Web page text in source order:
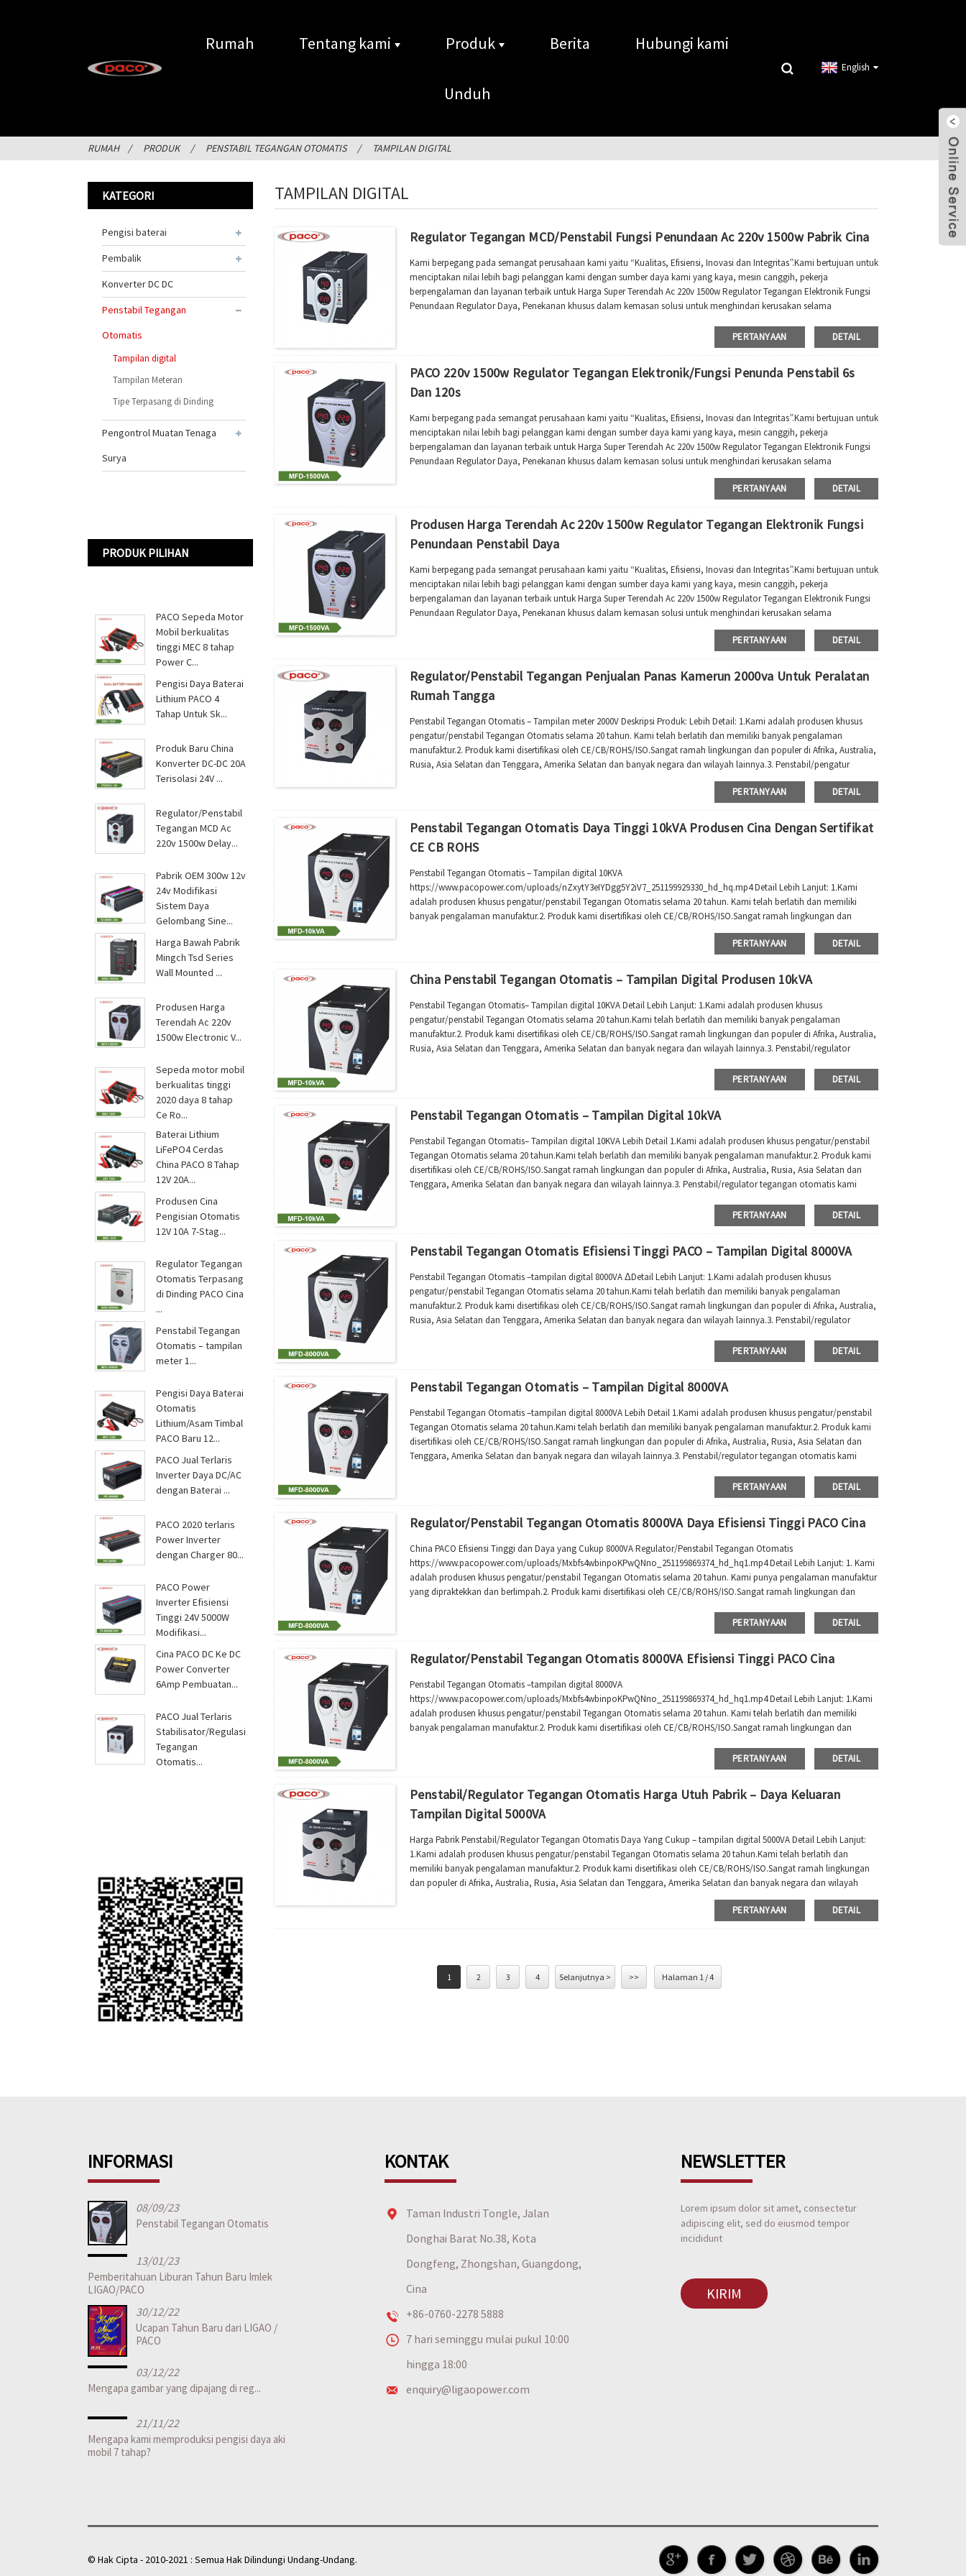
Rumah Tentang kami Produk Berita Hubungi kami
Unduh
English
RUMAH PRODUK PENSTABIL TEGANGAN OTOMATIS TAMPILAN DIGITAL
KATEGORI
Pengisi baterai
Pembalik
Konverter DC DC
Penstabil Tegangan
Otomatis
Tampilan digital
Tampilan Meteran
Tipe Terpasang di Dinding
Pengontrol Muatan Tenaga
Surya
PRODUK PILIHAN
PACO Sepeda Motor
Mobil berkualitas
tinggi MEC 8 tahap
Power C...
Pengisi Daya Baterai
Lithium PACO 4
Tahap Untuk Sk...
Produk Baru China
Konverter DC-DC 20A
Terisolasi 24V ...
Regulator/Penstabil
Tegangan MCD Ac
220v 1500w Delay...
Pabrik OEM 300w 12v
24v Modifikasi
Sistem Daya
Gelombang Sine...
Harga Bawah Pabrik
Mingch Tsd Series
Wall Mounted ...
Produsen Harga
Terendah Ac 220v
1500w Electronic V...
Sepeda motor mobil
berkualitas tinggi
2020 daya 8 tahap
Ce Ro...
Baterai Lithium
LiFePO4 Cerdas
China PACO 8 Tahap
12V 20A...
Produsen Cina
Pengisian Otomatis
12V 10A 7-Stag...
Regulator Tegangan
Otomatis Terpasang
di Dinding PACO Cina
...
Penstabil Tegangan
Otomatis – tampilan
meter 1...
Pengisi Daya Baterai
Otomatis
Lithium/Asam Timbal
PACO Baru 12...
PACO Jual Terlaris
Inverter Daya DC/AC
dengan Baterai ...
PACO 2020 terlaris
Power Inverter
dengan Charger 80...
PACO Power
Inverter Efisiensi
Tinggi 24V 5000W
Modifikasi...
Cina PACO DC Ke DC
Power Converter
6Amp Pembuatan...
PACO Jual Terlaris
Stabilisator/Regulasi
Tegangan
Otomatis...
TAMPILAN DIGITAL
Regulator Tegangan MCD/Penstabil Fungsi Penundaan Ac 220v 1500w Pabrik Cina
Kami berpegang pada semangat perusahaan kami yaitu “Kualitas, Efisiensi, Inovasi dan Integritas”.Kami bertujuan untuk
menciptakan nilai lebih bagi pelanggan kami dengan sumber daya kami yang kaya, mesin canggih, pekerja
berpengalaman dan layanan terbaik untuk Harga Super Terendah Ac 220v 1500w Regulator Tegangan Elektronik Fungsi
Penundaan Regulator Daya, Penekanan khusus dalam kemasan solusi untuk menghindari kerusakan selama
PERTANYAAN
DETAIL
PACO 220v 1500w Regulator Tegangan Elektronik/Fungsi Penunda Penstabil 6s
Dan 120s
Kami berpegang pada semangat perusahaan kami yaitu “Kualitas, Efisiensi, Inovasi dan Integritas”.Kami bertujuan untuk
menciptakan nilai lebih bagi pelanggan kami dengan sumber daya kami yang kaya, mesin canggih, pekerja
berpengalaman dan layanan terbaik untuk Harga Super Terendah Ac 220v 1500w Regulator Tegangan Elektronik Fungsi
Penundaan Regulator Daya, Penekanan khusus dalam kemasan solusi untuk menghindari kerusakan selama
transportasi ,Perhatian mendetail terhadap umpan balik dan saran yang berguna dari kami ...
PERTANYAAN
DETAIL
Produsen Harga Terendah Ac 220v 1500w Regulator Tegangan Elektronik Fungsi
Penundaan Penstabil Daya
Kami berpegang pada semangat perusahaan kami yaitu “Kualitas, Efisiensi, Inovasi dan Integritas”.Kami bertujuan untuk
menciptakan nilai lebih bagi pelanggan kami dengan sumber daya kami yang kaya, mesin canggih, pekerja
berpengalaman dan layanan terbaik untuk Harga Super Terendah Ac 220v 1500w Regulator Tegangan Elektronik Fungsi
Penundaan Regulator Daya, Penekanan khusus dalam kemasan solusi untuk menghindari kerusakan selama
transportasi ,Perhatian mendetail terhadap umpan balik dan saran yang berguna dari kami ...
PERTANYAAN
DETAIL
Regulator/penstabil Tegangan Penjualan Panas Kamerun 2000va Untuk Peralatan
Rumah Tangga
Penstabil Tegangan Otomatis – Tampilan meter 2000V Deskripsi Produk: Lebih Detail: 1.Kami adalah produsen khusus
pengatur/penstabil Tegangan Otomatis selama 20 tahun. Kami telah berlatih dan memiliki banyak pengalaman
manufaktur.2. Produk kami disertifikasi oleh CE/CB/ROHS/ISO.Sangat ramah lingkungan dan populer di Afrika, Australia,
Rusia, Asia Selatan dan Tenggara, Amerika Selatan dan banyak negara dan wilayah lainnya.3. Penstabil/pengatur
PERTANYAAN
DETAIL
Penstabil Tegangan Otomatis Daya Tinggi 10kVA Produsen Cina Dengan Sertifikat
CE CB ROHS
Penstabil Tegangan Otomatis – Tampilan digital 10KVA
https://www.pacopower.com/uploads/nZxytY3eIYDgg5Y2iV7_251199929330_hd_hq.mp4 Detail Lebih Lanjut: 1.Kami
adalah produsen khusus pengatur/penstabil Tegangan Otomatis selama 20 tahun. Kami telah berlatih dan memiliki
banyak pengalaman manufaktur.2. Produk kami disertifikasi oleh CE/CB/ROHS/ISO.Sangat ramah lingkungan dan
populer di Afrika, Australia, Rusia, Asia Selatan dan Tenggara, Amerika Selatan dan banyak negara lain...
PERTANYAAN
DETAIL
China Penstabil Tegangan Otomatis – Tampilan Digital Produsen 10kVA
Penstabil Tegangan Otomatis– Tampilan digital 10KVA Detail Lebih Lanjut: 1.Kami adalah produsen khusus
pengatur/penstabil Tegangan Otomatis selama 20 tahun.Kami telah berlatih dan memiliki banyak pengalaman
manufaktur.2. Produk kami disertifikasi oleh CE/CB/ROHS/ISO.Sangat ramah lingkungan dan populer di Afrika, Australia,
Rusia, Asia Selatan dan Tenggara, Amerika Selatan dan banyak negara dan wilayah lainnya.3. Penstabil/regulator
PERTANYAAN
DETAIL
Penstabil Tegangan Otomatis – Tampilan Digital 10kVA
Penstabil Tegangan Otomatis– Tampilan digital 10KVA Lebih Detail 1.Kami adalah produsen khusus pengatur/penstabil
Tegangan Otomatis selama 20 tahun.Kami telah berlatih dan memiliki banyak pengalaman manufaktur.2. Produk kami
disertifikasi oleh CE/CB/ROHS/ISO.Sangat ramah lingkungan dan populer di Afrika, Australia, Rusia, Asia Selatan dan
Tenggara, Amerika Selatan dan banyak negara dan wilayah lainnya.3. Penstabil/regulator tegangan otomatis kami
PERTANYAAN
DETAIL
Penstabil Tegangan Otomatis Efisiensi Tinggi PACO – Tampilan Digital 8000VA
Penstabil Tegangan Otomatis –tampilan digital 8000VA ΔDetail Lebih Lanjut: 1.Kami adalah produsen khusus
pengatur/penstabil Tegangan Otomatis selama 20 tahun.Kami telah berlatih dan memiliki banyak pengalaman
manufaktur.2. Produk kami disertifikasi oleh CE/CB/ROHS/ISO.Sangat ramah lingkungan dan populer di Afrika, Australia,
Rusia, Asia Selatan dan Tenggara, Amerika Selatan dan banyak negara dan wilayah lainnya.3. Penstabil/regulator
PERTANYAAN
DETAIL
Penstabil Tegangan Otomatis – Tampilan Digital 8000VA
Penstabil Tegangan Otomatis –tampilan digital 8000VA Lebih Detail 1.Kami adalah produsen khusus pengatur/penstabil
Tegangan Otomatis selama 20 tahun.Kami telah berlatih dan memiliki banyak pengalaman manufaktur.2. Produk kami
disertifikasi oleh CE/CB/ROHS/ISO.Sangat ramah lingkungan dan populer di Afrika, Australia, Rusia, Asia Selatan dan
Tenggara, Amerika Selatan dan banyak negara dan wilayah lainnya.3. Penstabil/regulator tegangan otomatis kami
PERTANYAAN
DETAIL
Regulator/Penstabil Tegangan Otomatis 8000VA Daya Efisiensi Tinggi PACO Cina
China PACO Efisiensi Tinggi dan Daya yang Cukup 8000VA Regulator/Penstabil Tegangan Otomatis
https://www.pacopower.com/uploads/Mxbfs4wbinpoKPwQNno_251199869374_hd_hq1.mp4 Detail Lebih Lanjut: 1. Kami
adalah produsen khusus pengatur/penstabil Tegangan Otomatis selama 20 tahun. Kami punya pengalaman manufaktur
yang dipraktekkan dan berlimpah.2. Produk kami disertifikasi oleh CE/CB/ROHS/ISO.Sangat ramah lingkungan dan
PERTANYAAN
DETAIL
Regulator/Penstabil Tegangan Otomatis 8000VA Efisiensi Tinggi PACO Cina
Penstabil Tegangan Otomatis –tampilan digital 8000VA
https://www.pacopower.com/uploads/Mxbfs4wbinpoKPwQNno_251199869374_hd_hq1.mp4 Detail Lebih Lanjut: 1.Kami
adalah produsen khusus pengatur/penstabil Tegangan Otomatis selama 20 tahun. Kami telah berlatih dan memiliki
banyak pengalaman manufaktur.2. Produk kami disertifikasi oleh CE/CB/ROHS/ISO.Sangat ramah lingkungan dan
PERTANYAAN
DETAIL
Penstabil/Regulator Tegangan Otomatis Harga Utuh Pabrik – Daya Keluaran
Tampilan Digital 5000VA
Harga Pabrik Penstabil/Regulator Tegangan Otomatis Daya Yang Cukup – tampilan digital 5000VA Detail Lebih Lanjut:
1.Kami adalah produsen khusus pengatur/penstabil Tegangan Otomatis selama 20 tahun.Kami telah berlatih dan
memiliki banyak pengalaman manufaktur.2. Produk kami disertifikasi oleh CE/CB/ROHS/ISO.Sangat ramah lingkungan
dan populer di Afrika, Australia, Rusia, Asia Selatan dan Tenggara, Amerika Selatan dan banyak negara dan wilayah
PERTANYAAN
DETAIL
1 2 3 4 Selanjutnya > >> Halaman 1 / 4
INFORMASI
08/09/23
Penstabil Tegangan Otomatis
13/01/23
Pemberitahuan Liburan Tahun Baru Imlek
LIGAO/PACO
30/12/22
Ucapan Tahun Baru dari LIGAO /
PACO
03/12/22
Mengapa gambar yang dipajang di reg...
21/11/22
Mengapa kami memproduksi pengisi daya aki
mobil 7 tahap?
KONTAK
Taman Industri Tongle, Jalan
Donghai Barat No.38, Kota
Dongfeng, Zhongshan, Guangdong,
Cina
+86-0760-2278 5888
7 hari seminggu mulai pukul 10:00
hingga 18:00
enquiry@ligaopower.com
NEWSLETTER
Lorem ipsum dolor sit amet, consectetur
adipiscing elit, sed do eiusmod tempor
incididunt
KIRIM
© Hak Cipta - 2010-2021 : Semua Hak Dilindungi Undang-Undang.